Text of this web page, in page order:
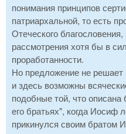
понимания принципов
патриархальной, то есть
Отеческого
рассмотрения хотя бы в
проработанности.
Но предложение не решает
и здесь возможны
подобные той, что
его братьях", когда Иосиф
прикинулся своим братом